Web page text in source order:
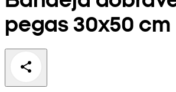
pegas 30x50 cm